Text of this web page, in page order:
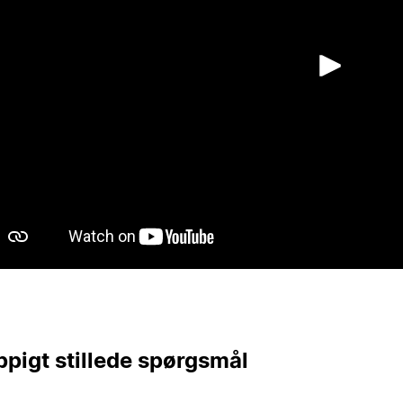
stillede spørgsmål